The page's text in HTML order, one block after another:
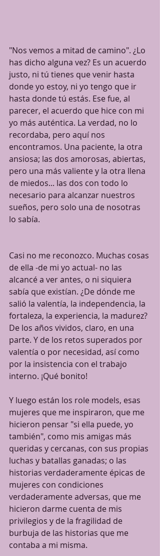
"Nos vemos a mitad de camino". ¿Lo
has dicho alguna vez? Es un acuerdo
justo, ni tú tienes que venir hasta
donde yo estoy, ni yo tengo que ir
hasta donde tú estás. Ese fue, al
parecer, el acuerdo que hice con mi
yo más auténtica. La verdad, no lo
recordaba, pero aquí nos
encontramos. Una paciente, la otra
ansiosa; las dos amorosas, abiertas,
pero una más valiente y la otra llena
de miedos... las dos con todo lo
necesario para alcanzar nuestros
sueños, pero solo una de nosotras
lo sabía.
Casi no me reconozco. Muchas cosas
de ella -de mi yo actual- no las
alcancé a ver antes, o ni siquiera
sabía que existían. ¿De dónde me
salió la valentía, la independencia, la
fortaleza, la experiencia, la madurez?
De los años vividos, claro, en una
parte. Y de los retos superados por
valentía o por necesidad, así como
por la insistencia con el trabajo
interno. ¡Qué bonito!
Y luego están los role models, esas
mujeres que me inspiraron, que me
hicieron pensar "si ella puede, yo
también", como mis amigas más
queridas y cercanas, con sus propias
luchas y batallas ganadas; o las
historias verdaderamente épicas de
mujeres con condiciones
verdaderamente adversas, que me
hicieron darme cuenta de mis
privilegios y de la fragilidad de
burbuja de las historias que me
contaba a mi misma.